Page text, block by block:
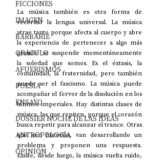
FICCIONES
IMAGEN
BARBARIE
ORÁCULO
AFUERISMOS
POESÍA
ENSAYO
DOSSIER NOCHE DE LAS IDEAS
ANTROPOLOGÍA
OPINIÓN
La música también es otra forma de
recordar la lengua universal. La música
atrae tanto porque afecta al cuerpo y abre
la experiencia de pertenecer a algo más
grande: se suspende momentáneamente
la soledad que somos. Es el éxtasis, la
comunidad, la fraternidad, pero también
puede ser el fascismo. La música puede
acompañar el fervor de la disolución en los
himnos imperiales. Hay distintas clases de
música, las que repiten, porque el corazón
busca repetir para alcanzar el trance. Otras
que son historias, van desarrollando un
problema y proponen una respuesta.
Existe, desde luego, la música vuelta ruido,